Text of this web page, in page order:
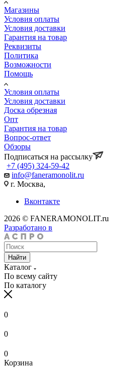
Магазины
Условия оплаты
Условия доставки
Гарантия на товар
Реквизиты
Политика
Возможности
Помощь
Условия оплаты
Условия доставки
Доска обрезная
Опт
Гарантия на товар
Вопрос-ответ
Обзоры
Подписаться на рассылку
+7 (495) 324-59-42
info@faneramonolit.ru
г. Москва,
Вконтакте
2026 © FANERAMONOLIT.ru
Разработано в
Найти
Каталог
По всему сайту
По каталогу
0
0
0
Корзина